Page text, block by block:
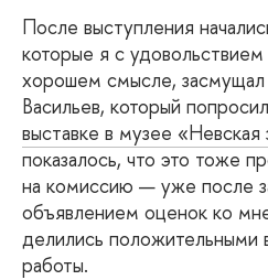
После выступления
которые я с
хорошем смысле,
Васильев, который
выставке в музее «Невская
показалось, что это тоже
на комиссию — уже после
объявлением оценок ко
делились положительными
работы.